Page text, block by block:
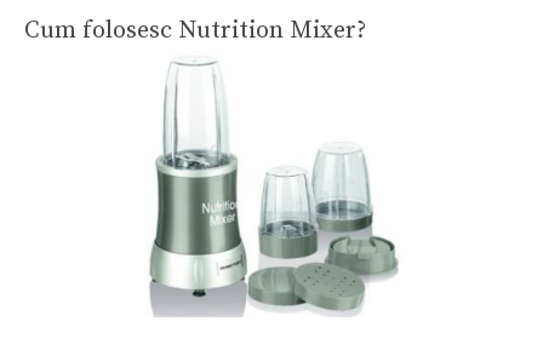
Cum folosesc Nutrition Mixer?